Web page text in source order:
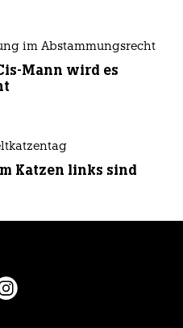
im Abstammungsrecht
Mann wird es
Katzen links sind